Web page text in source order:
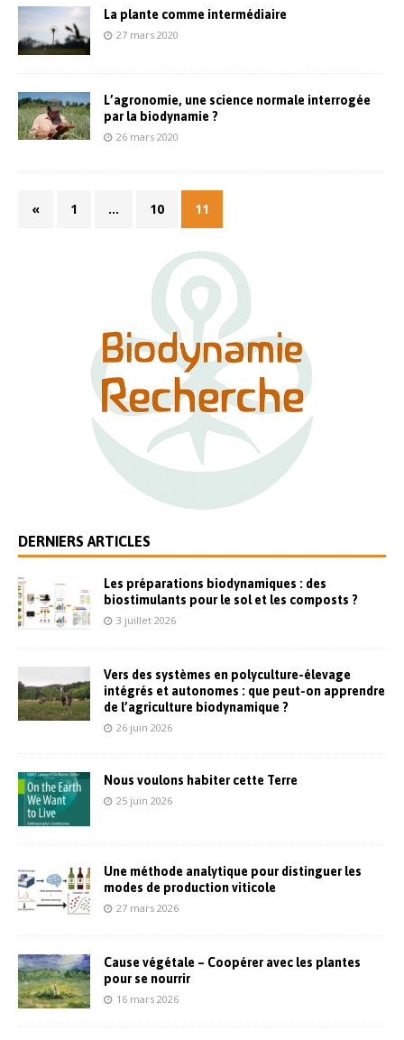
La plante comme intermédiaire
27 mars 2020
L’agronomie, une science normale interrogée
par la biodynamie ?
26 mars 2020
« 1 … 10 11
DERNIERS ARTICLES
Les préparations biodynamiques : des
biostimulants pour le sol et les composts ?
3 juillet 2026
Vers des systèmes en polyculture-élevage
intégrés et autonomes : que peut-on apprendre
de l’agriculture biodynamique ?
26 juin 2026
Nous voulons habiter cette Terre
25 juin 2026
Une méthode analytique pour distinguer les
modes de production viticole
27 mars 2026
Cause végétale – Coopérer avec les plantes
pour se nourrir
16 mars 2026